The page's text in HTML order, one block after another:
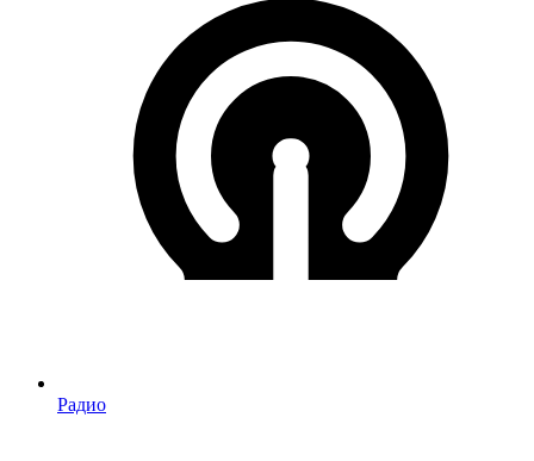
Радио